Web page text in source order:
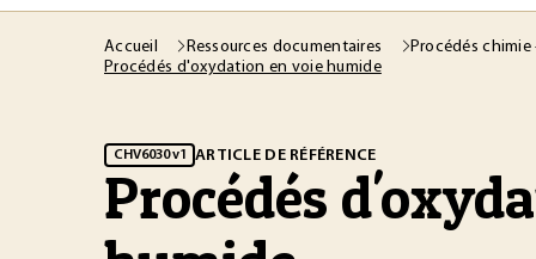
Accueil Ressources documentaires
Procédés
Procédés d'oxydation en voie humide
CHV6030 v1 ARTICLE DE RÉFÉRENCE
Procédés